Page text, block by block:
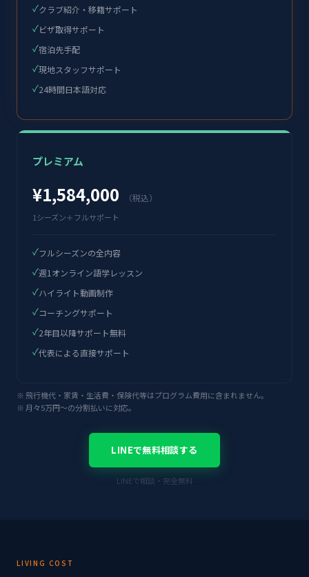
✓クラブ紹介・移籍サポート
✓ビザ取得サポート
✓宿泊先手配
✓現地スタッフサポート
✓24時間日本語対応
プレミアム
¥1,584,000 （税込）
1シーズン＋フルサポート
✓フルシーズンの全内容
✓週1オンライン語学レッスン
✓ハイライト動画制作
✓コーチングサポート
✓2年目以降サポート無料
✓代表による直接サポート
※ 飛行機代・家賃・生活費・保険代等はプログラム費用に含まれません。
※ 月々5万円〜の分割払いに対応。
LINEで無料相談する
LINEで相談・完全無料
LIVING COST